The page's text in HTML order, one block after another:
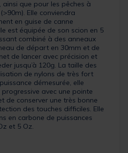
ainsi que pour les pêches à
Elle conviendra
en guise de canne
est équipée de son scion en 5
combiné à des anneaux
de départ en 30mm et de
de lancer avec précision et
jusqu’à 120g. La taille des
de nylons de très fort
démesurée, elle
progressive avec une pointe
de conserver une très bonne
des touches difficiles. Elle
en carbone de puissances
et 5 Oz.